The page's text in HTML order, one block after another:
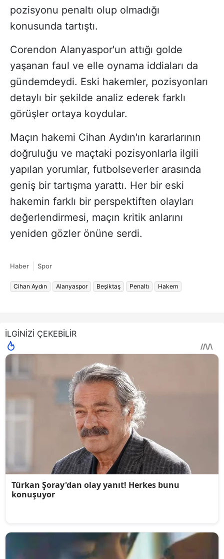
pozisyonu penaltı olup olmadığı
konusunda tartıştı.
Corendon Alanyaspor'un attığı golde
yaşanan faul ve elle oynama iddiaları da
gündemdeydi. Eski hakemler, pozisyonları
detaylı bir şekilde analiz ederek farklı
görüşler ortaya koydular.
Maçın hakemi Cihan Aydın'ın kararlarının
doğruluğu ve maçtaki pozisyonlarla ilgili
yapılan yorumlar, futbolseverler arasında
geniş bir tartışma yarattı. Her bir eski
hakemin farklı bir perspektiften olayları
değerlendirmesi, maçın kritik anlarını
yeniden gözler önüne serdi.
Haber Spor
Cihan Aydın Alanyaspor Beşiktaş Penaltı Hakem
İLGİNİZİ ÇEKEBİLİR